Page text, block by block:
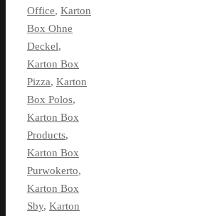
Office, Karton
Box Ohne
Deckel,
Karton Box
Pizza, Karton
Box Polos,
Karton Box
Products,
Karton Box
Purwokerto,
Karton Box
Sby, Karton